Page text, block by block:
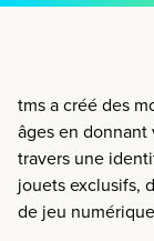
tms a créé des
âges en donnant
travers une
jouets exclusifs,
de jeu